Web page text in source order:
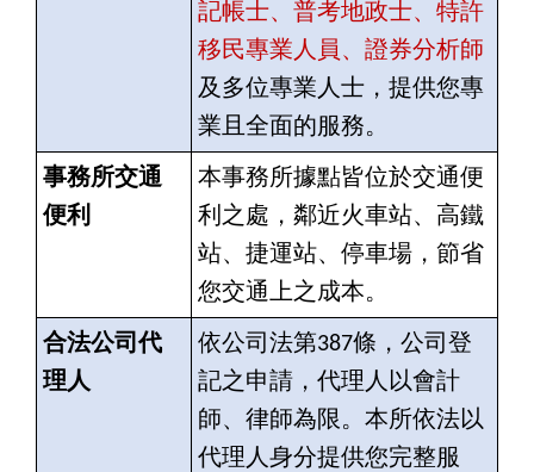
記帳士、普考地政士、特許
移民專業人員、證券分析師
及多位專業人士，提供您專
業且全面的服務。
事務所交通
便利
本事務所據點皆位於交通便
利之處，鄰近火車站、高鐵
站、捷運站、停車場，節省
您交通上之成本。
合法公司代
理人
依公司法第387條，公司登
記之申請，代理人以會計
師、律師為限。本所依法以
代理人身分提供您完整服